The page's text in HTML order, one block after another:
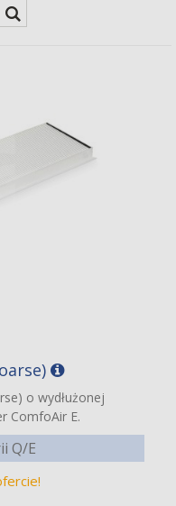
o wydłużonej
ComfoAir E.
Q/E